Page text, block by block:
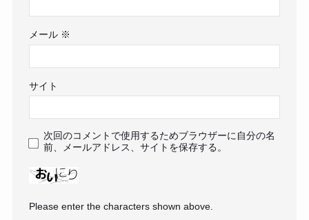
メール ※
サイト
次回のコメントで使用するためブラウザーに自分の名
前、メールアドレス、サイトを保存する。
Please enter the characters shown above.